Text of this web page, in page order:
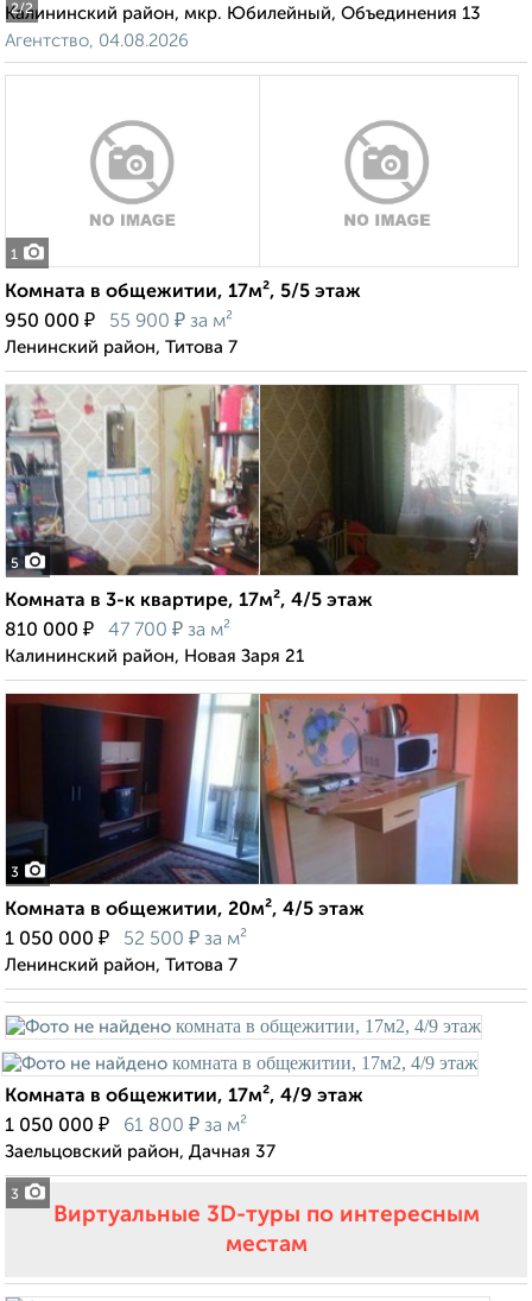
2/2
Калининский район, мкр. Юбилейный, Объединения 13
Агентство, 04.08.2026
1
Комната в общежитии, 17м², 5/5 этаж
950 000 ₽ 55 900 ₽ за м²
Ленинский район, Титова 7
5
Комната в 3-к квартире, 17м², 4/5 этаж
810 000 ₽ 47 700 ₽ за м²
Калининский район, Новая Заря 21
3
Комната в общежитии, 20м², 4/5 этаж
1 050 000 ₽ 52 500 ₽ за м²
Ленинский район, Титова 7
3
Комната в общежитии, 17м², 4/9 этаж
1 050 000 ₽ 61 800 ₽ за м²
Заельцовский район, Дачная 37
Виртуальные 3D-туры по интересным
местам